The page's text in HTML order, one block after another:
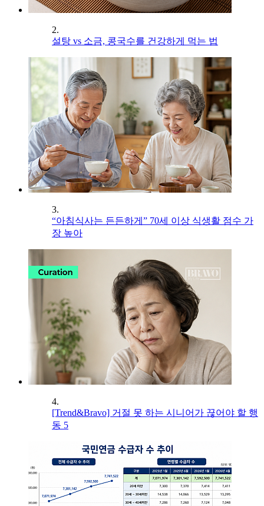
2.
설탕 vs 소금, 콩국수를 건강하게 먹는 법
3.
“아침식사는 든든하게” 70세 이상 식생활 점수 가
장 높아
4.
[Trend&Bravo] 거절 못 하는 시니어가 끊어야 할 행
동 5